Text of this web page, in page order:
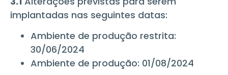
implantadas nas seguintes datas:
Ambiente de produção restrita:
30/06/2024
Ambiente de produção: 01/08/2024